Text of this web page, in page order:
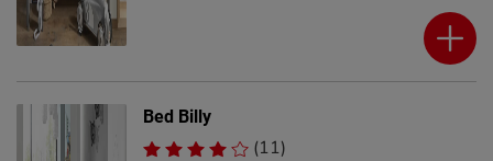
Bed Billy
(11)